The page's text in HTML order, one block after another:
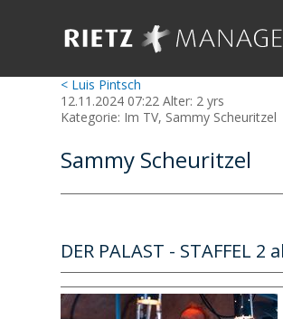
< Luis Pintsch
12.11.2024 07:22 Alter: 2 yrs
Kategorie: Im TV, Sammy Scheuritzel
Sammy Scheuritzel
DER PALAST - STAFFEL